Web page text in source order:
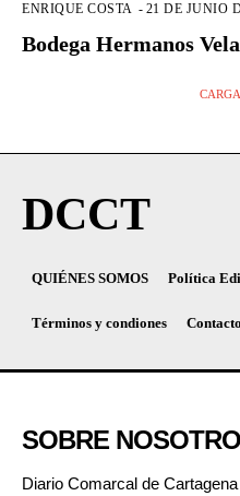
ENRIQUE COSTA - 21 DE JUNIO
Bodega Hermanos
DCCT
QUIÉNES SOMOS Política
Términos y condiones Contacto
SOBRE
Diario Comarcal de